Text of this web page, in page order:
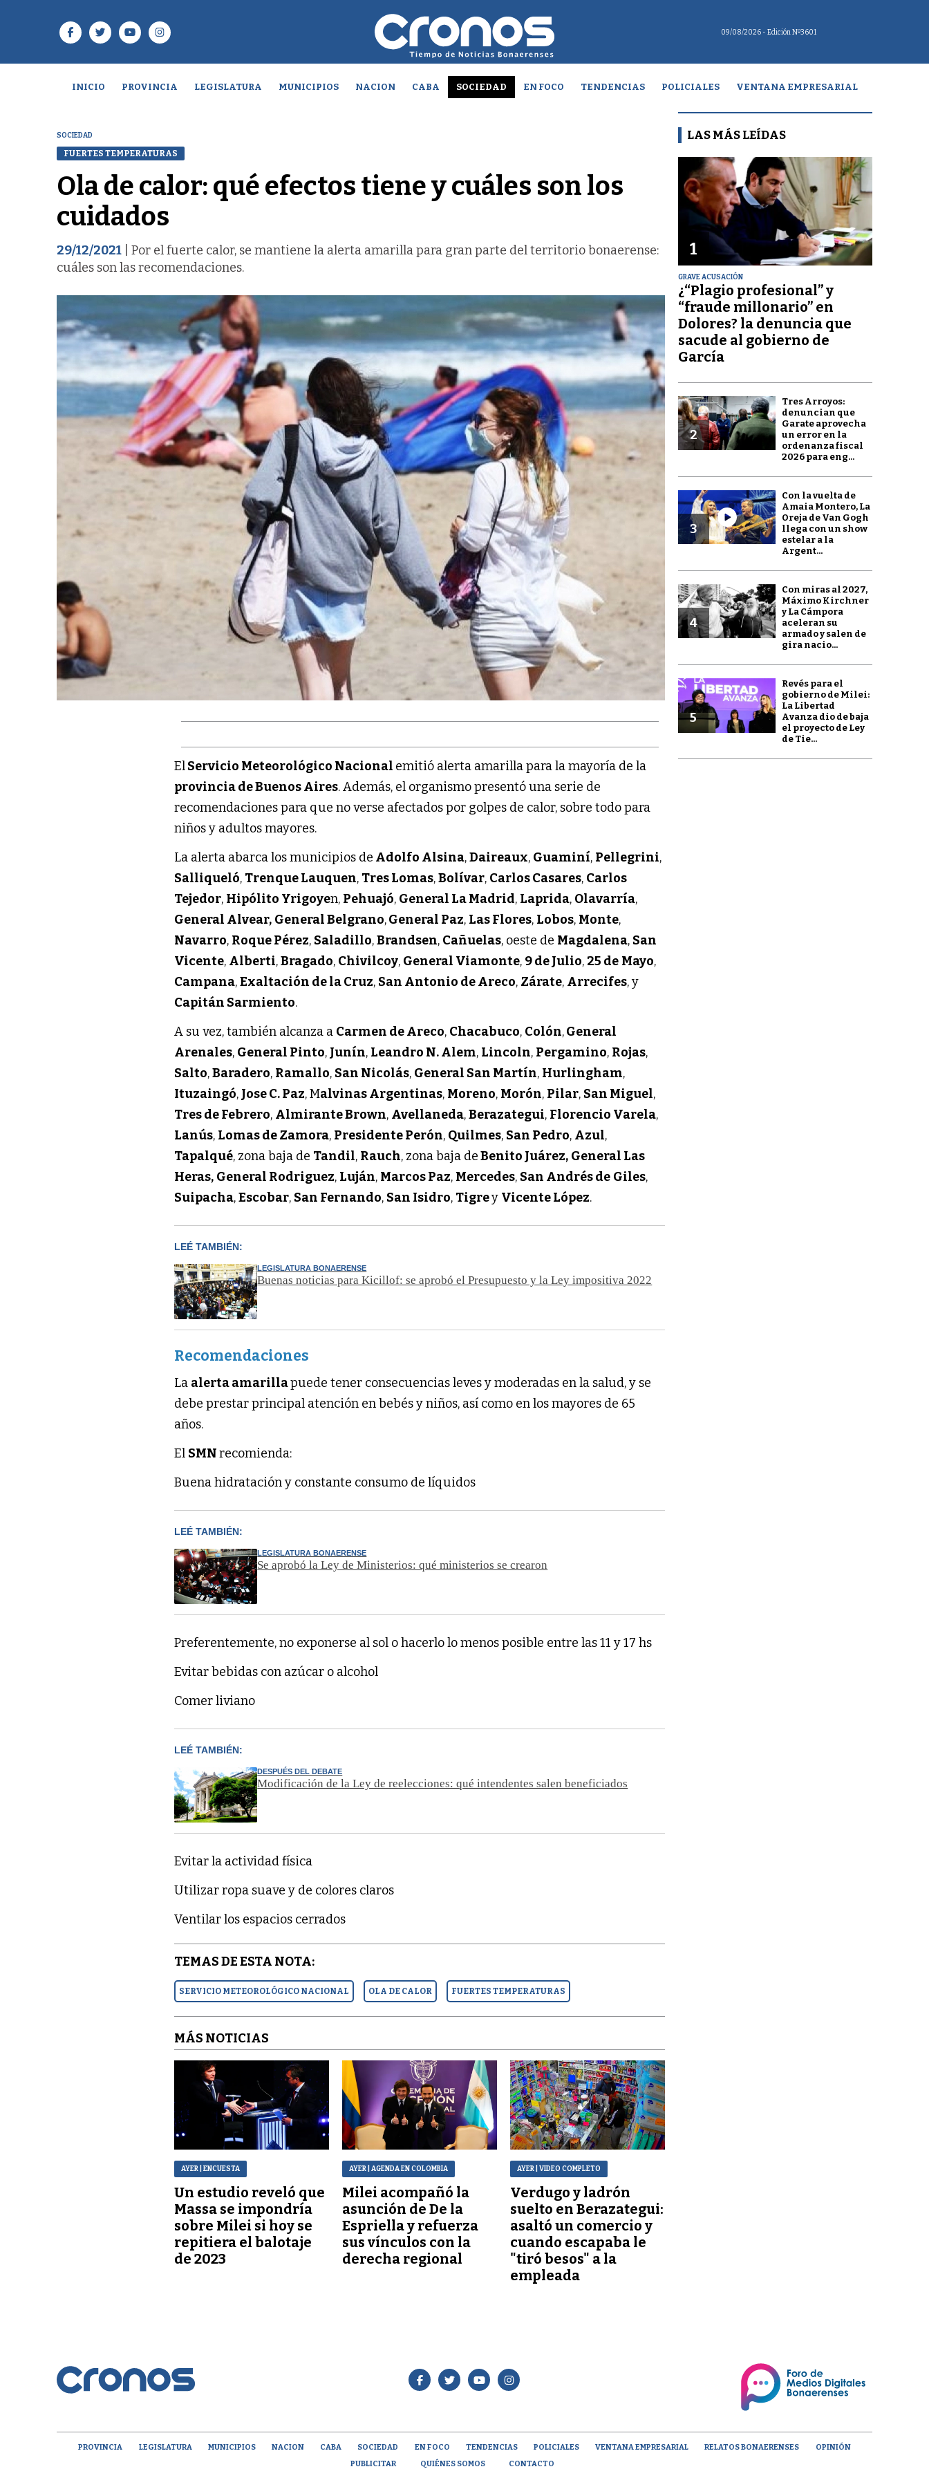
09/08/2026 - Edición Nº3601
INICIO PROVINCIA LEGISLATURA MUNICIPIOS NACION CABA SOCIEDAD EN FOCO TENDENCIAS POLICIALES VENTANA EMPRESARIAL
SOCIEDAD
FUERTES TEMPERATURAS
Ola de calor: qué efectos tiene y cuáles son los
cuidados
29/12/2021 | Por el fuerte calor, se mantiene la alerta amarilla para gran parte del territorio bonaerense:
cuáles son las recomendaciones.
ElServicio Meteorológico Nacional emitió alerta amarilla para la mayoría de la
provincia de Buenos Aires. Además, el organismo presentó una serie de
recomendaciones para que no verse afectados por golpes de calor, sobre todo para
niños y adultos mayores.
La alerta abarca los municipios de Adolfo Alsina,Daireaux, Guaminí, Pellegrini,
Salliqueló, Trenque Lauquen, Tres Lomas,Bolívar, Carlos Casares, Carlos
Tejedor, Hipólito Yrigoyen, Pehuajó, General La Madrid, Laprida, Olavarría,
General Alvear, General Belgrano,General Paz, Las Flores, Lobos, Monte,
Navarro, Roque Pérez, Saladillo,Brandsen, Cañuelas, oeste de Magdalena, San
Vicente, Alberti,Bragado, Chivilcoy, General Viamonte, 9 de Julio, 25 de Mayo,
Campana,Exaltación de la Cruz, San Antonio de Areco, Zárate, Arrecifes, y
Capitán Sarmiento.
A su vez, también alcanza a Carmen de Areco, Chacabuco, Colón,General
Arenales, General Pinto, Junín, Leandro N. Alem, Lincoln, Pergamino, Rojas,
Salto,Baradero, Ramallo, San Nicolás, General San Martín, Hurlingham,
Ituzaingó, Jose C. Paz, Malvinas Argentinas, Moreno, Morón, Pilar, San Miguel,
Tres de Febrero, Almirante Brown, Avellaneda,Berazategui, Florencio Varela,
Lanús, Lomas de Zamora, Presidente Perón, Quilmes, San Pedro, Azul,
Tapalqué, zona baja de Tandil, Rauch, zona baja deBenito Juárez, General Las
Heras, General Rodriguez, Luján, Marcos Paz, Mercedes, San Andrés de Giles,
Suipacha,Escobar, San Fernando, San Isidro, Tigrey Vicente López.
LEÉ TAMBIÉN:
LEGISLATURA BONAERENSE
Buenas noticias para Kicillof: se aprobó el Presupuesto y la Ley impositiva 2022
Recomendaciones
La alerta amarillapuede tener consecuencias leves y moderadas en la salud, y se
debe prestar principal atención en bebés y niños, así como en los mayores de 65
años.
El SMNrecomienda:
Buena hidratación y constante consumo de líquidos
LEÉ TAMBIÉN:
LEGISLATURA BONAERENSE
Se aprobó la Ley de Ministerios: qué ministerios se crearon
Preferentemente, no exponerse al sol o hacerlo lo menos posible entre las 11 y 17 hs
Evitar bebidas con azúcar o alcohol
Comer liviano
LEÉ TAMBIÉN:
DESPUÉS DEL DEBATE
Modificación de la Ley de reelecciones: qué intendentes salen beneficiados
Evitar la actividad física
Utilizar ropa suave y de colores claros
Ventilar los espacios cerrados
TEMAS DE ESTA NOTA:
SERVICIO METEOROLÓGICO NACIONAL OLA DE CALOR FUERTES TEMPERATURAS
MÁS NOTICIAS
AYER | ENCUESTA
Un estudio reveló que
Massa se impondría
sobre Milei si hoy se
repitiera el balotaje
de 2023
AYER | AGENDA EN COLOMBIA
Milei acompañó la
asunción de De la
Espriella y refuerza
sus vínculos con la
derecha regional
AYER | VIDEO COMPLETO
Verdugo y ladrón
suelto en Berazategui:
asaltó un comercio y
cuando escapaba le
"tiró besos" a la
empleada
LAS MÁS LEÍDAS
1
GRAVE ACUSACIÓN
¿“Plagio profesional” y
“fraude millonario” en
Dolores? la denuncia que
sacude al gobierno de
García
2
Tres Arroyos:
denuncian que
Garate aprovecha
un error en la
ordenanza fiscal
2026 para eng...
3
Con la vuelta de
Amaia Montero, La
Oreja de Van Gogh
llega con un show
estelar a la
Argent...
4
Con miras al 2027,
Máximo Kirchner
y La Cámpora
aceleran su
armado y salen de
gira nacio...
5
Revés para el
gobierno de Milei:
La Libertad
Avanza dio de baja
el proyecto de Ley
de Tie...
PROVINCIA LEGISLATURA MUNICIPIOS NACION CABA SOCIEDAD EN FOCO TENDENCIAS POLICIALES VENTANA EMPRESARIAL RELATOS BONAERENSES
OPINIÓN
PUBLICITAR
QUIÉNES SOMOS CONTACTO